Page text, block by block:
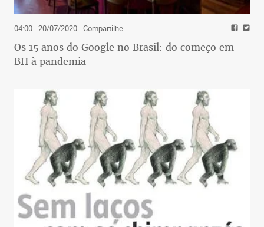
04:00 - 20/07/2020- Compartilhe
Os 15 anos do Google no Brasil: do começo em
BH à pandemia